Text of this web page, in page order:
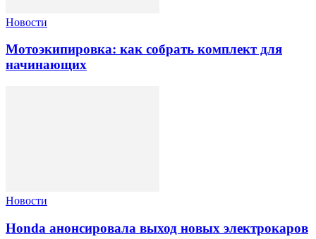
Новости
Мотоэкипировка: как собрать комплект для
начинающих
Новости
Honda анонсировала выход новых электрокаров